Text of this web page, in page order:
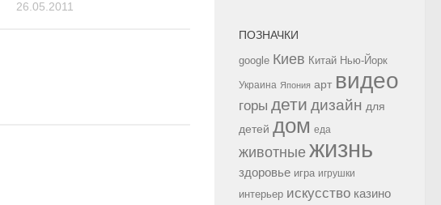
26.05.2011
ПОЗНАЧКИ
google Киев Китай Нью-Йорк
Украина Япония арт видео
горы дети дизайн для
детей дом еда
животные жизнь
здоровье игра игрушки
интерьер искусство казино